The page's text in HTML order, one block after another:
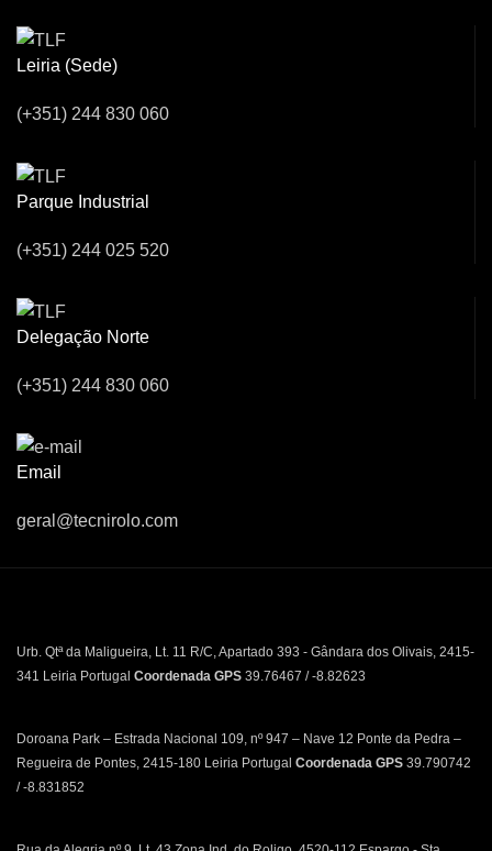
Leiria (Sede)
(+351) 244 830 060
Parque Industrial
(+351) 244 025 520
Delegação Norte
(+351) 244 830 060
Email
geral@tecnirolo.com
Urb. Qtª da Maligueira, Lt. 11 R/C, Apartado 393 - Gândara dos Olivais, 2415-
341 Leiria Portugal Coordenada GPS 39.76467 / -8.82623
Doroana Park – Estrada Nacional 109, nº 947 – Nave 12 Ponte da Pedra –
Regueira de Pontes, 2415-180 Leiria Portugal Coordenada GPS 39.790742
/ -8.831852